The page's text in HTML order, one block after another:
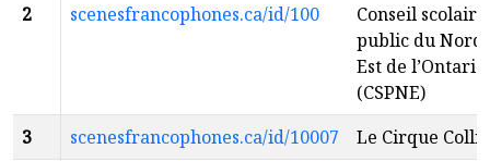
2
scenesfrancophones.ca/id/100
Conseil scolaire
public du Nord-
Est de l’Ontario
(CSPNE)
3
scenesfrancophones.ca/id/10007
Le Cirque